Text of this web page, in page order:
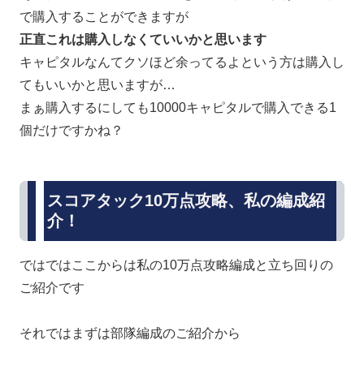
で購入することができますが
正直これは購入しなくていいかと思います
キャピタルなんてクソほど余ってるよという方は購入し
てもいいかと思いますが…
まぁ購入するにしても10000キャピタルで購入できる1
個だけですかね？
スコアタック10万点攻略、私の編成紹
介！
ではではここからは私の10万点攻略編成と立ち回りの
ご紹介です
それではまずは部隊編成のご紹介から